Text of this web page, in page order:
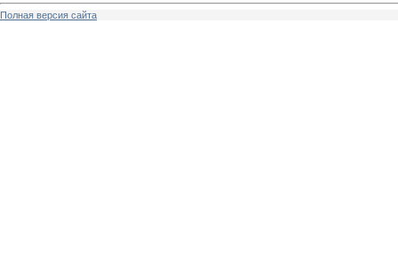
Полная версия сайта